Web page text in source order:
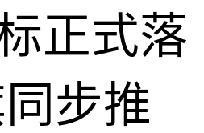
正式落
步推